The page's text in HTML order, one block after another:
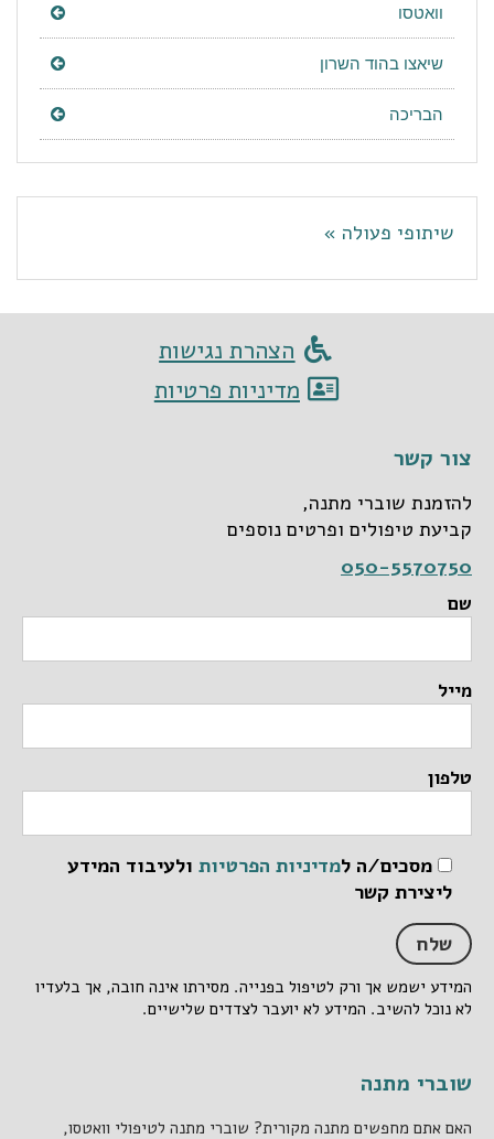
וואטסו
שיאצו בהוד השרון
הבריכה
שיתופי פעולה »
הצהרת נגישות
מדיניות פרטיות
צור קשר
להזמנת שוברי מתנה,
קביעת טיפולים ופרטים נוספים
050-5570750
שם
מייל
טלפון
מסכים/ה למדיניות הפרטיות ולעיבוד המידע
ליצירת קשר
המידע ישמש אך ורק לטיפול בפנייה. מסירתו אינה חובה, אך בלעדיו
לא נוכל להשיב. המידע לא יועבר לצדדים שלישיים.
שוברי מתנה
האם אתם מחפשים מתנה מקורית? שוברי מתנה לטיפולי וואטסו,